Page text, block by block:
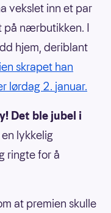
vekslet inn et par
på nærbutikken. I
hjem, deriblant
skrapet han
lørdag 2. januar.
Det ble jubel i
lykkelig
ringte for å
at premien skulle